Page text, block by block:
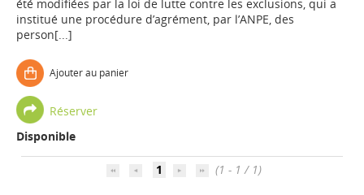
été modifiées par la loi de lutte contre les exclusions, qui a
institué une procédure d’agrément, par l’ANPE, des
person[...]
Ajouter au panier
Réserver
Disponible
1 (1 - 1 / 1)